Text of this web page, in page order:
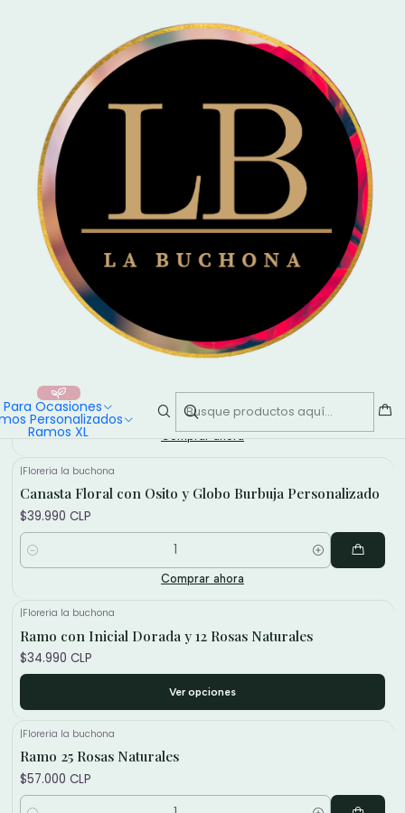
Para Ocasiones
Personalizados
Ramos XL
Ramos Naturales
No disponible
Floreria la buchona
Ramo Girasoles & Rosas Rosadas – Dulzura que ilumina
$39.990 CLP
Floreria la buchona
Ramo de rosas naturales con mensaje personalizado
desde$36.990 CLP
Floreria la buchona
Ramo de Rosas con Hotwheels
Cantidad
Comprar ahora
|Floreria la buchona
Canasta Floral con Osito y Globo Burbuja Personalizado
$39.990 CLP
Cantidad
Comprar ahora
|Floreria la buchona
Ramo con Inicial Dorada y 12 Rosas Naturales
$34.990 CLP
Ver opciones
|Floreria la buchona
Ramo 25 Rosas Naturales
$57.000 CLP